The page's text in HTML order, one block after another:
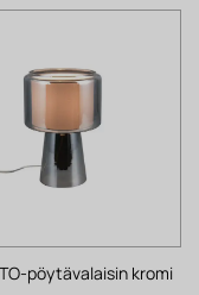
pöytävalaisin kromi